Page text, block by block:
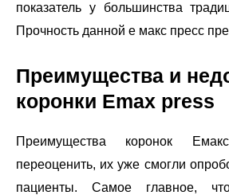
показатель у большинства
Прочность данной е макс пресс
Преимущества и
коронки Emax press
Преимущества коронок
переоценить, их уже смогли
пациенты. Самое главное,